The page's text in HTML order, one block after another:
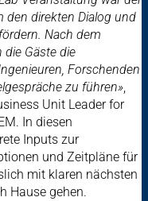
den direkten Dialog und
Nach dem
Gäste die
Forschenden
zu führen»,
Unit Leader for
In diesen
Inputs zur
und Zeitpläne für
mit klaren nächsten
Hause gehen.